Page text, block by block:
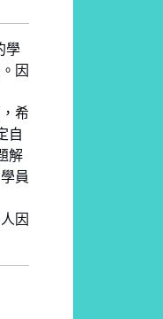
學
因
希
自
解
員
因